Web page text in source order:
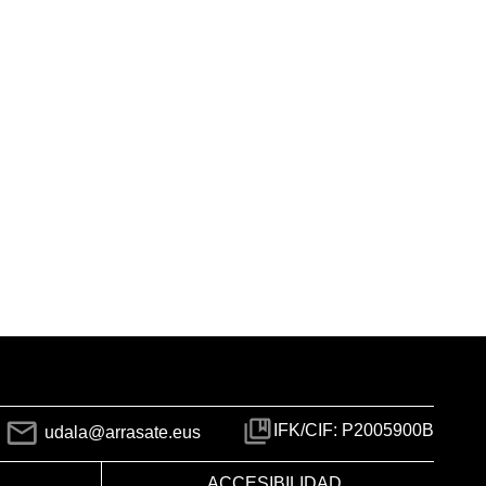
udala@arrasate.eus IFK/CIF: P2005900B